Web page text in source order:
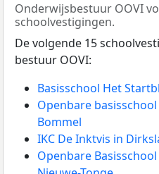
Onderwijsbestuur OOVI
schoolvestigingen.
De volgende 15
bestuur OOVI:
Basisschool Het
Openbare
Bommel
IKC De Inktvis in
Openbare